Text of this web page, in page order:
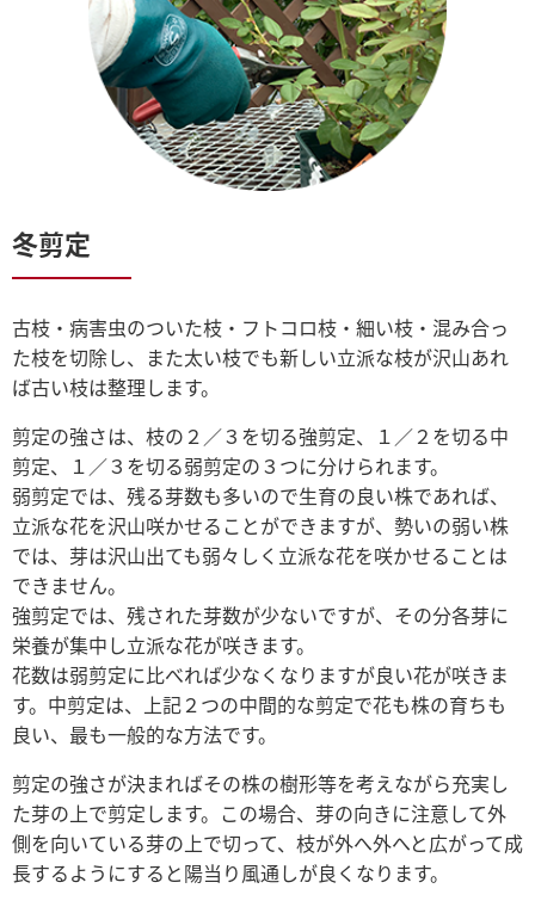
冬剪定
古枝・病害虫のついた枝・フトコロ枝・細い枝・混み合っ
た枝を切除し、また太い枝でも新しい立派な枝が沢山あれ
ば古い枝は整理します。
剪定の強さは、枝の２／３を切る強剪定、１／２を切る中
剪定、１／３を切る弱剪定の３つに分けられます。
弱剪定では、残る芽数も多いので生育の良い株であれば、
立派な花を沢山咲かせることができますが、勢いの弱い株
では、芽は沢山出ても弱々しく立派な花を咲かせることは
できません。
強剪定では、残された芽数が少ないですが、その分各芽に
栄養が集中し立派な花が咲きます。
花数は弱剪定に比べれば少なくなりますが良い花が咲きま
す。中剪定は、上記２つの中間的な剪定で花も株の育ちも
良い、最も一般的な方法です。
剪定の強さが決まればその株の樹形等を考えながら充実し
た芽の上で剪定します。この場合、芽の向きに注意して外
側を向いている芽の上で切って、枝が外へ外へと広がって成
長するようにすると陽当り風通しが良くなります。